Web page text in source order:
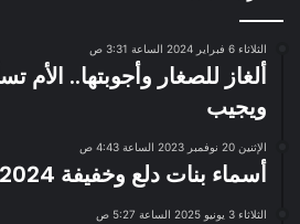
الثلاثاء 6 فبراير 2024 الساعة 3:31 ص
ألغاز للصغار وأجوبتها..
ويجيب
الإثنين 20 نوفمبر 2023 الساعة 4:43 ص
أسماء بنات دلع وخفيفة 2024
الثلاثاء 3 يونيو 2025 الساعة 5:27 ص